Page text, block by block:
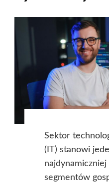
Sektor
(IT) stanowi
segmentów